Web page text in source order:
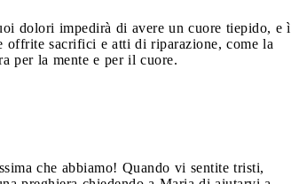
dolori impedirà di avere un cuore tiepido, e ì
offrite sacrifici e atti di riparazione, come la
per la mente e per il cuore.
che abbiamo! Quando vi sentite tristi,